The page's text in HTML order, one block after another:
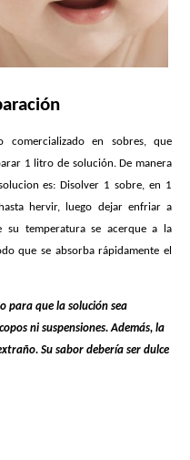
comercializado en sobres, que
1 litro de solución. De manera
es: Disolver 1 sobre, en 1
hervir, luego dejar enfriar a
su temperatura se acerque a la
que se absorba rápidamente el
para que la solución sea
ni suspensiones. Además, la
Su sabor debería ser dulce